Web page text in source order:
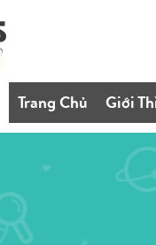
Trang Chủ Giới